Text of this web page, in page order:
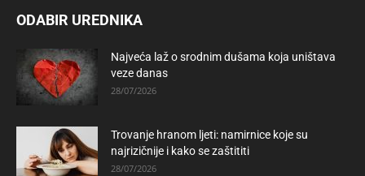
ODABIR UREDNIKA
Najveća laž o srodnim dušama koja uništava
veze danas
28/07/2026
Trovanje hranom ljeti: namirnice koje su
najrizičnije i kako se zaštititi
28/07/2026